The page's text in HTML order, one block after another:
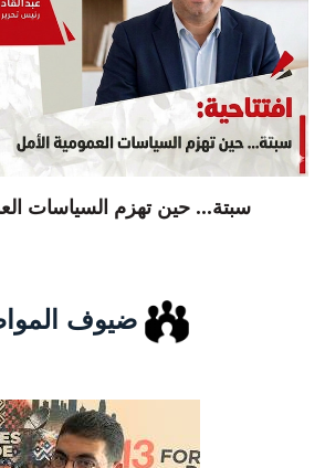
سبتة... حين تهزم السياسات
ضيوف